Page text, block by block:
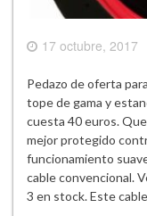
17 octubre, 2017
Pedazo de oferta
tope de gama y
cuesta 40 euros.
mejor protegido
funcionamiento
cable convencional.
3 en stock. Este